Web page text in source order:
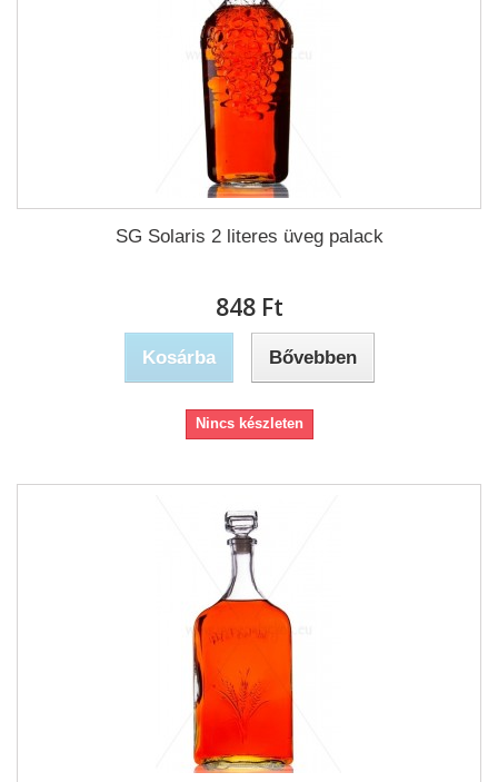
SG Solaris 2 literes üveg palack
848 Ft‎
Kosárba Bővebben
Nincs készleten